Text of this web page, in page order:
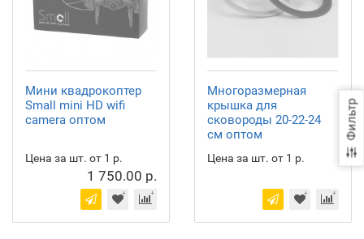
Фильтр
Мини квадрокоптер
Small mini HD wifi
camera оптом
Цена за шт. от 1 р.
1 750.00 р.
Многоразмерная
крышка для
сковороды 20-22-24
см оптом
Цена за шт. от 1 р.